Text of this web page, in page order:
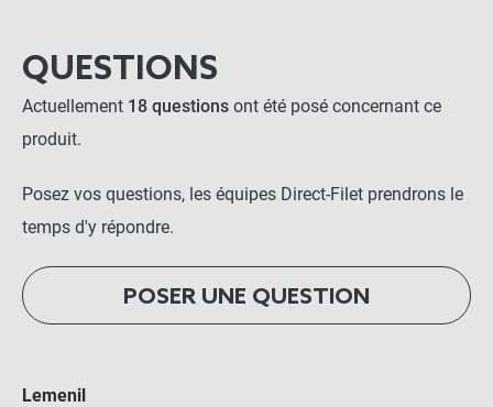
QUESTIONS
Actuellement 18 questions ont été posé concernant ce
produit.
Posez vos questions, les équipes Direct-Filet prendrons le
temps d'y répondre.
POSER UNE QUESTION
Lemenil